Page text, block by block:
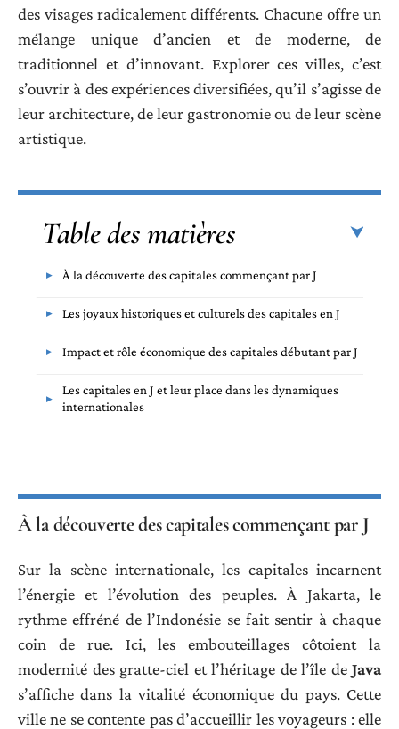
des visages radicalement différents. Chacune offre un
mélange unique d’ancien et de moderne, de
traditionnel et d’innovant. Explorer ces villes, c’est
s’ouvrir à des expériences diversifiées, qu’il s’agisse de
leur architecture, de leur gastronomie ou de leur scène
artistique.
Table des matières
À la découverte des capitales commençant par J
Les joyaux historiques et culturels des capitales en J
Impact et rôle économique des capitales débutant par J
Les capitales en J et leur place dans les dynamiques
internationales
À la découverte des capitales commençant par J
Sur la scène internationale, les capitales incarnent
l’énergie et l’évolution des peuples. À Jakarta, le
rythme effréné de l’Indonésie se fait sentir à chaque
coin de rue. Ici, les embouteillages côtoient la
modernité des gratte-ciel et l’héritage de l’île de Java
s’affiche dans la vitalité économique du pays. Cette
ville ne se contente pas d’accueillir les voyageurs : elle